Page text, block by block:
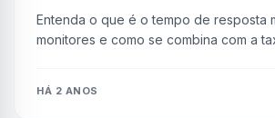
Entenda o que é o tempo de resposta
monitores e como se combina com a
HÁ 2 ANOS